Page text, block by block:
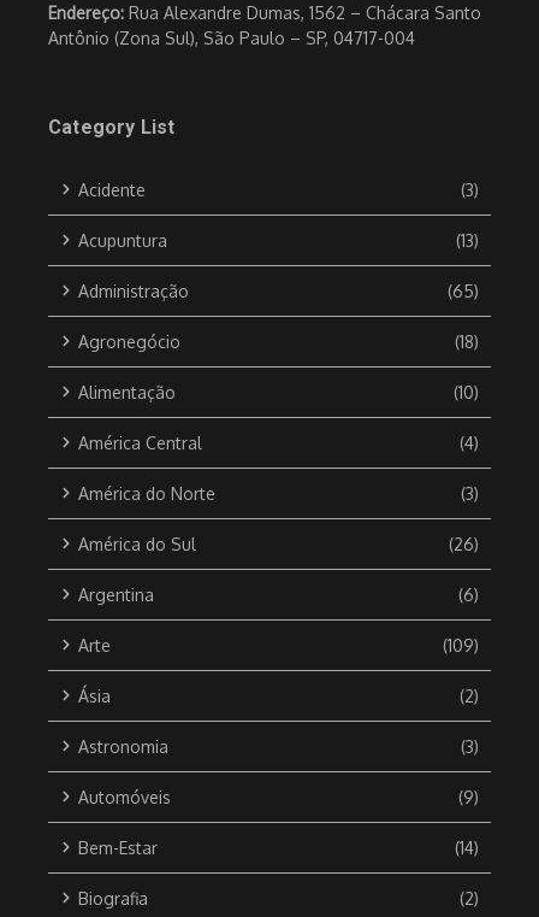
Endereço: Rua Alexandre Dumas, 1562 – Chácara Santo
Antônio (Zona Sul), São Paulo – SP, 04717-004
Category List
Acidente (3)
Acupuntura (13)
Administração (65)
Agronegócio (18)
Alimentação (10)
América Central (4)
América do Norte (3)
América do Sul (26)
Argentina (6)
Arte (109)
Ásia (2)
Astronomia (3)
Automóveis (9)
Bem-Estar (14)
Biografia (2)